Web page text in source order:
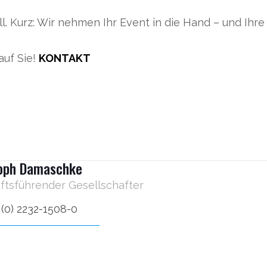
Wir nehmen Ihr Event in die Hand – und Ihre
Sie! KONTAKT
Damaschke
Gesellschafter
2232-1508-0